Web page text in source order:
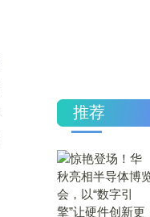
推荐